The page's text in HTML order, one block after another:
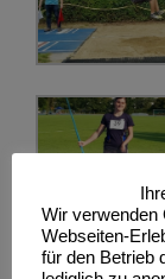
Wir verwenden
Webseiten-
für den Betrieb